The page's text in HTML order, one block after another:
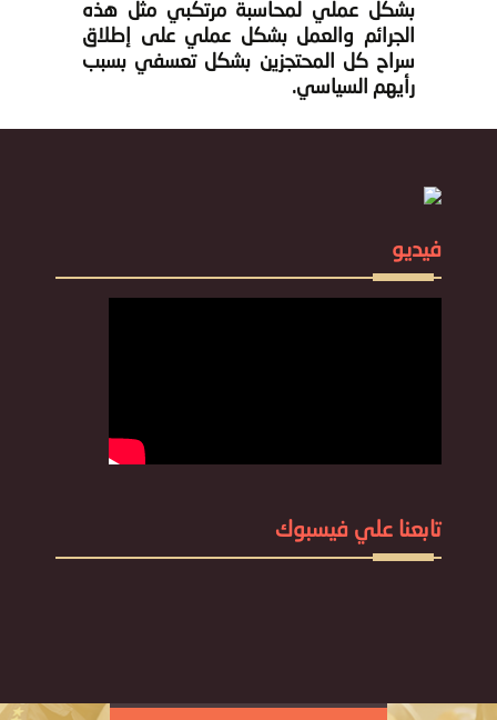
بشكل عملي لمحاسبة مرتكبي مثل هذه
الجرائم والعمل بشكل عملي على إطلاق
سراح كل المحتجزين بشكل تعسفي بسبب
رأيهم السياسي.
فيديو
تابعنا علي فيسبوك